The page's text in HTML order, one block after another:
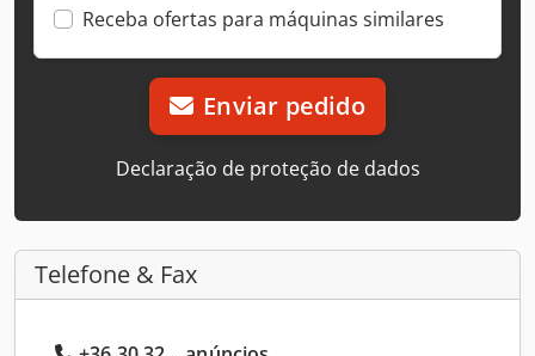
Receba ofertas para máquinas similares
Enviar pedido
Declaração de proteção de dados
Telefone & Fax